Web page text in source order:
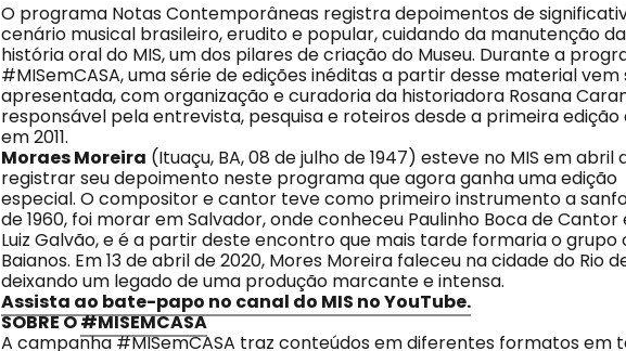
O programa Notas Contemporâneas registra depoimentos de
cenário musical brasileiro, erudito e popular, cuidando da manutenção
história oral do MIS, um dos pilares de criação do Museu. Durante a
#MISemCASA, uma série de edições inéditas a partir desse material vem
apresentada, com organização e curadoria da historiadora Rosana
responsável pela entrevista, pesquisa e roteiros desde a primeira
em 2011.
Moraes Moreira (Ituaçu, BA, 08 de julho de 1947) esteve no MIS em abril
registrar seu depoimento neste programa que agora ganha uma edição
especial. O compositor e cantor teve como primeiro instrumento a
de 1960, foi morar em Salvador, onde conheceu Paulinho Boca de Cantor
Luiz Galvão, e é a partir deste encontro que mais tarde formaria o grupo
Baianos. Em 13 de abril de 2020, Mores Moreira faleceu na cidade do Rio
deixando um legado de uma produção marcante e intensa.
Assista ao bate-papo no canal do MIS no YouTube.
SOBRE O#MISEMCASA
A campanha #MISemCASA traz conteúdos em diferentes formatos em